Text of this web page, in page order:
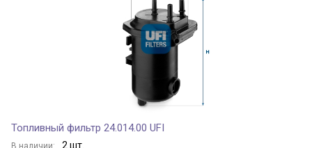
Топливный фильтр 24.014.00 UFI
В наличии: 2 шт.